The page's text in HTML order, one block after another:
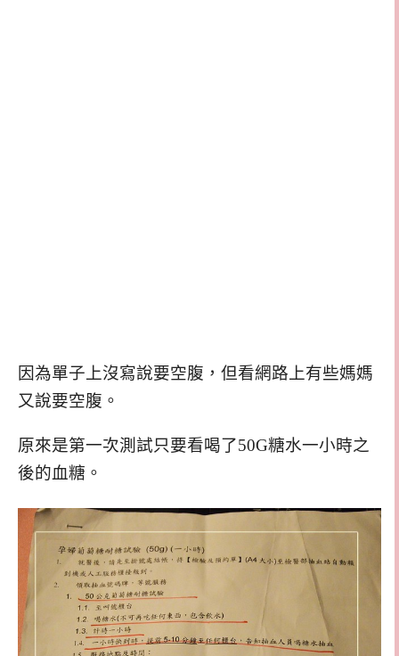
因為單子上沒寫說要空腹，但看網路上有些媽媽
又說要空腹。
原來是第一次測試只要看喝了50G糖水一小時之
後的血糖。